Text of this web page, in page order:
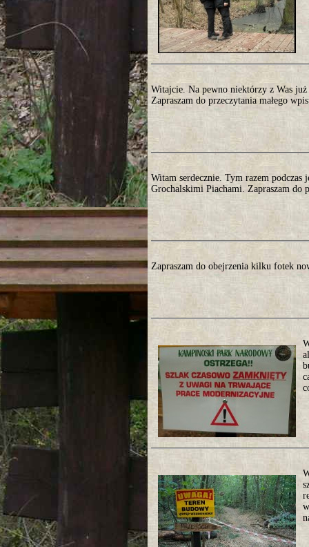
Witajcie. Na pewno niektórzy z Was
Zapraszam do przeczytania małego
Witam serdecznie. Tym razem
Grochalskimi Piachami. Zapraszam do
Zapraszam do obejrzenia kilku fotek